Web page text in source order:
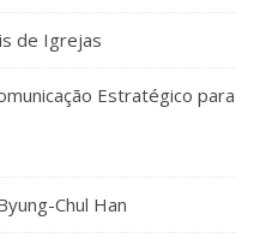
de Igrejas
Estratégico para
Chul Han